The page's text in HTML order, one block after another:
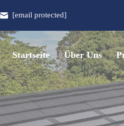
[email protected]
Startseite Über Uns